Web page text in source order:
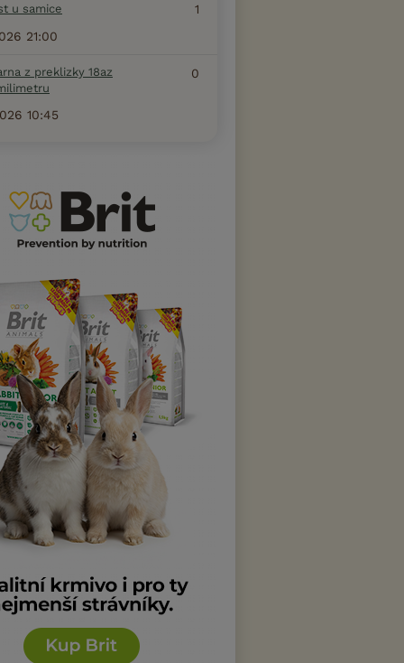
u samice
1
21:00
z preklizky 18az
0
10:45